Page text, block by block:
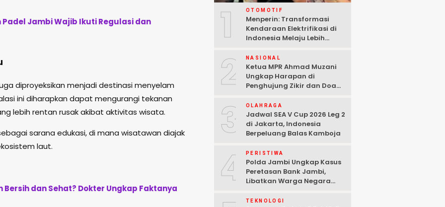
Jambi Wajib Ikuti Regulasi dan
diproyeksikan menjadi destinasi menyelam
ini diharapkan dapat mengurangi tekanan
lebih rentan rusak akibat aktivitas wisata.
sarana edukasi, di mana wisatawan diajak
laut.
Bersih dan Sehat? Dokter Ungkap Faktanya
1 OTOMOTIF
Menperin: Transformasi
Kendaraan Elektrifikasi di
Indonesia Melaju Lebih
2 NASIONAL
Ketua MPR Ahmad Muzani
Ungkap Harapan di
Penghujung Zikir dan Doa
3 OLAHRAGA
Jadwal SEA V Cup 2026 Leg 2
di Jakarta, Indonesia
Berpeluang Balas Kamboja
4 PERISTIWA
Polda Jambi Ungkap Kasus
Peretasan Bank Jambi,
Libatkan Warga Negara
Tersangka Ditangkap
TEKNOLOGI